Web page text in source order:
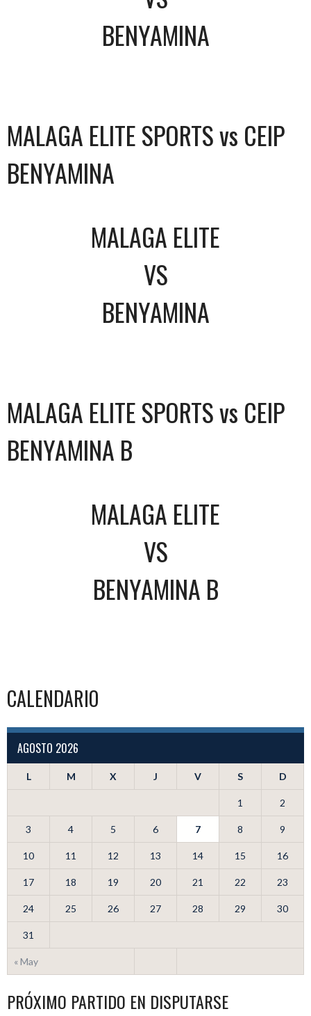
BENYAMINA
MALAGA ELITE SPORTS vs CEIP
BENYAMINA
MALAGA ELITE
VS
BENYAMINA
MALAGA ELITE SPORTS vs CEIP
BENYAMINA B
MALAGA ELITE
VS
BENYAMINA B
CALENDARIO
AGOSTO 2026
L M X J V S D
« May
1 2
3 4 5 6 7 8 9
10 11 12 13 14 15 16
17 18 19 20 21 22 23
24 25 26 27 28 29 30
31
PRÓXIMO PARTIDO EN DISPUTARSE